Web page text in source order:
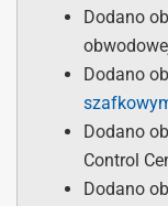
Dodano
Dodano
Dodano
Control
Dodano